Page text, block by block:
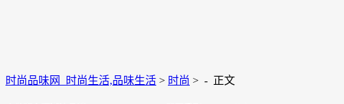
时尚品味网_时尚生活,品味生活 > 时尚 > - 正文